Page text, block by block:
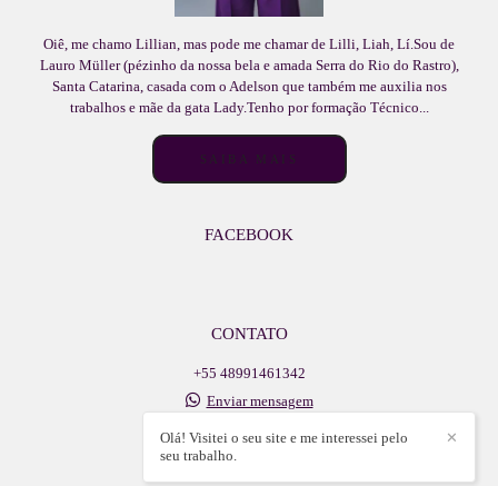
Oiê, me chamo Lillian, mas pode me chamar de Lilli, Liah, Lí.Sou de
Lauro Müller (pézinho da nossa bela e amada Serra do Rio do Rastro),
Santa Catarina, casada com o Adelson que também me auxilia nos
trabalhos e mãe da gata Lady.Tenho por formação Técnico...
SAIBA MAIS
FACEBOOK
CONTATO
+55 48991461342
Enviar mensagem
Walter Vetterli, 609, sala - centro
Lauro Muller / SC
✕
Olá! Visitei o seu site e me interessei pelo
seu trabalho.